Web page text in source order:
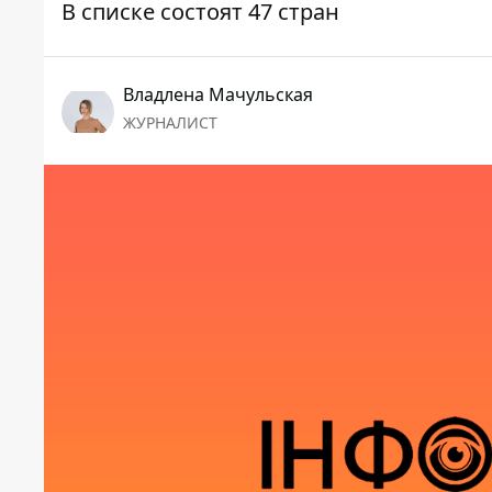
В списке состоят 47 стран
Владлена Мачульская
ЖУРНАЛИСТ